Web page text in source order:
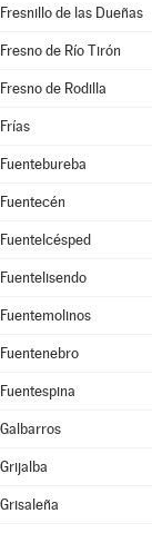
Fresnillo de las Dueñas
Fresno de Río Tirón
Fresno de Rodilla
Frías
Fuentebureba
Fuentecén
Fuentelcésped
Fuentelisendo
Fuentemolinos
Fuentenebro
Fuentespina
Galbarros
Grijalba
Grisaleña